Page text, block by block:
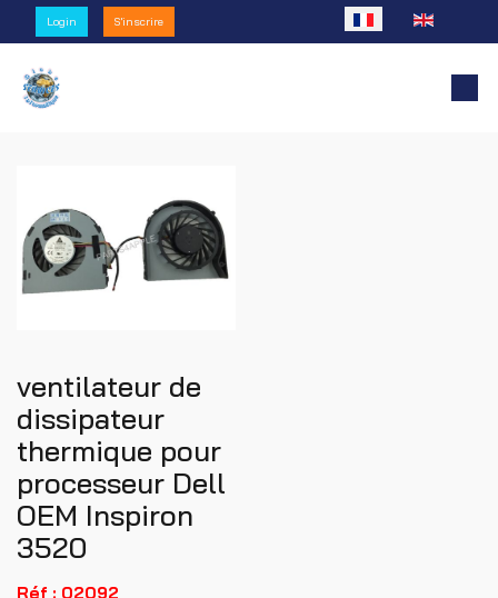
Login S'inscrire Sélectionnez votre
ventilateur de
dissipateur
thermique pour
processeur Dell
OEM Inspiron
3520
Réf : 02092